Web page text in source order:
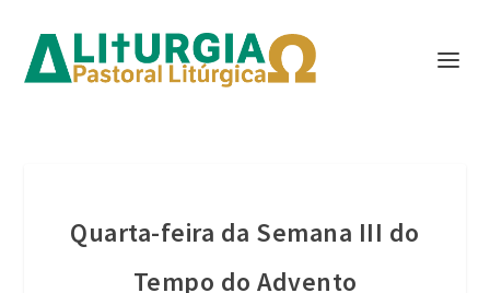
Quarta-feira da Semana III do
Tempo do Advento